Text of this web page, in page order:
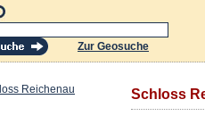
Zur Geosuche
Schloss